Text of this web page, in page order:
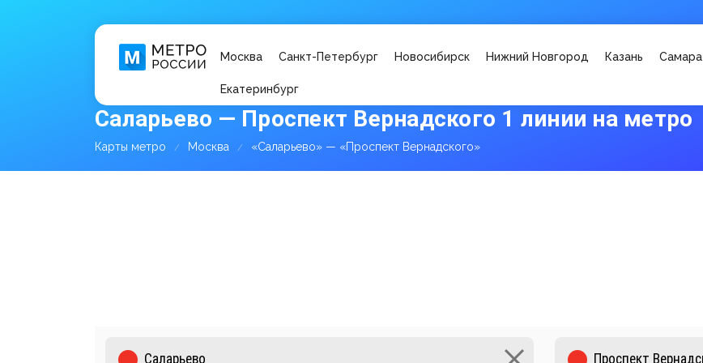
Москва Санкт-Петербург Новосибирск Нижний Новгород Казань Самара
Екатеринбург
Саларьево — Проспект Вернадского 1 линии на метро
Карты метро Москва «Саларьево» — «Проспект Вернадского»